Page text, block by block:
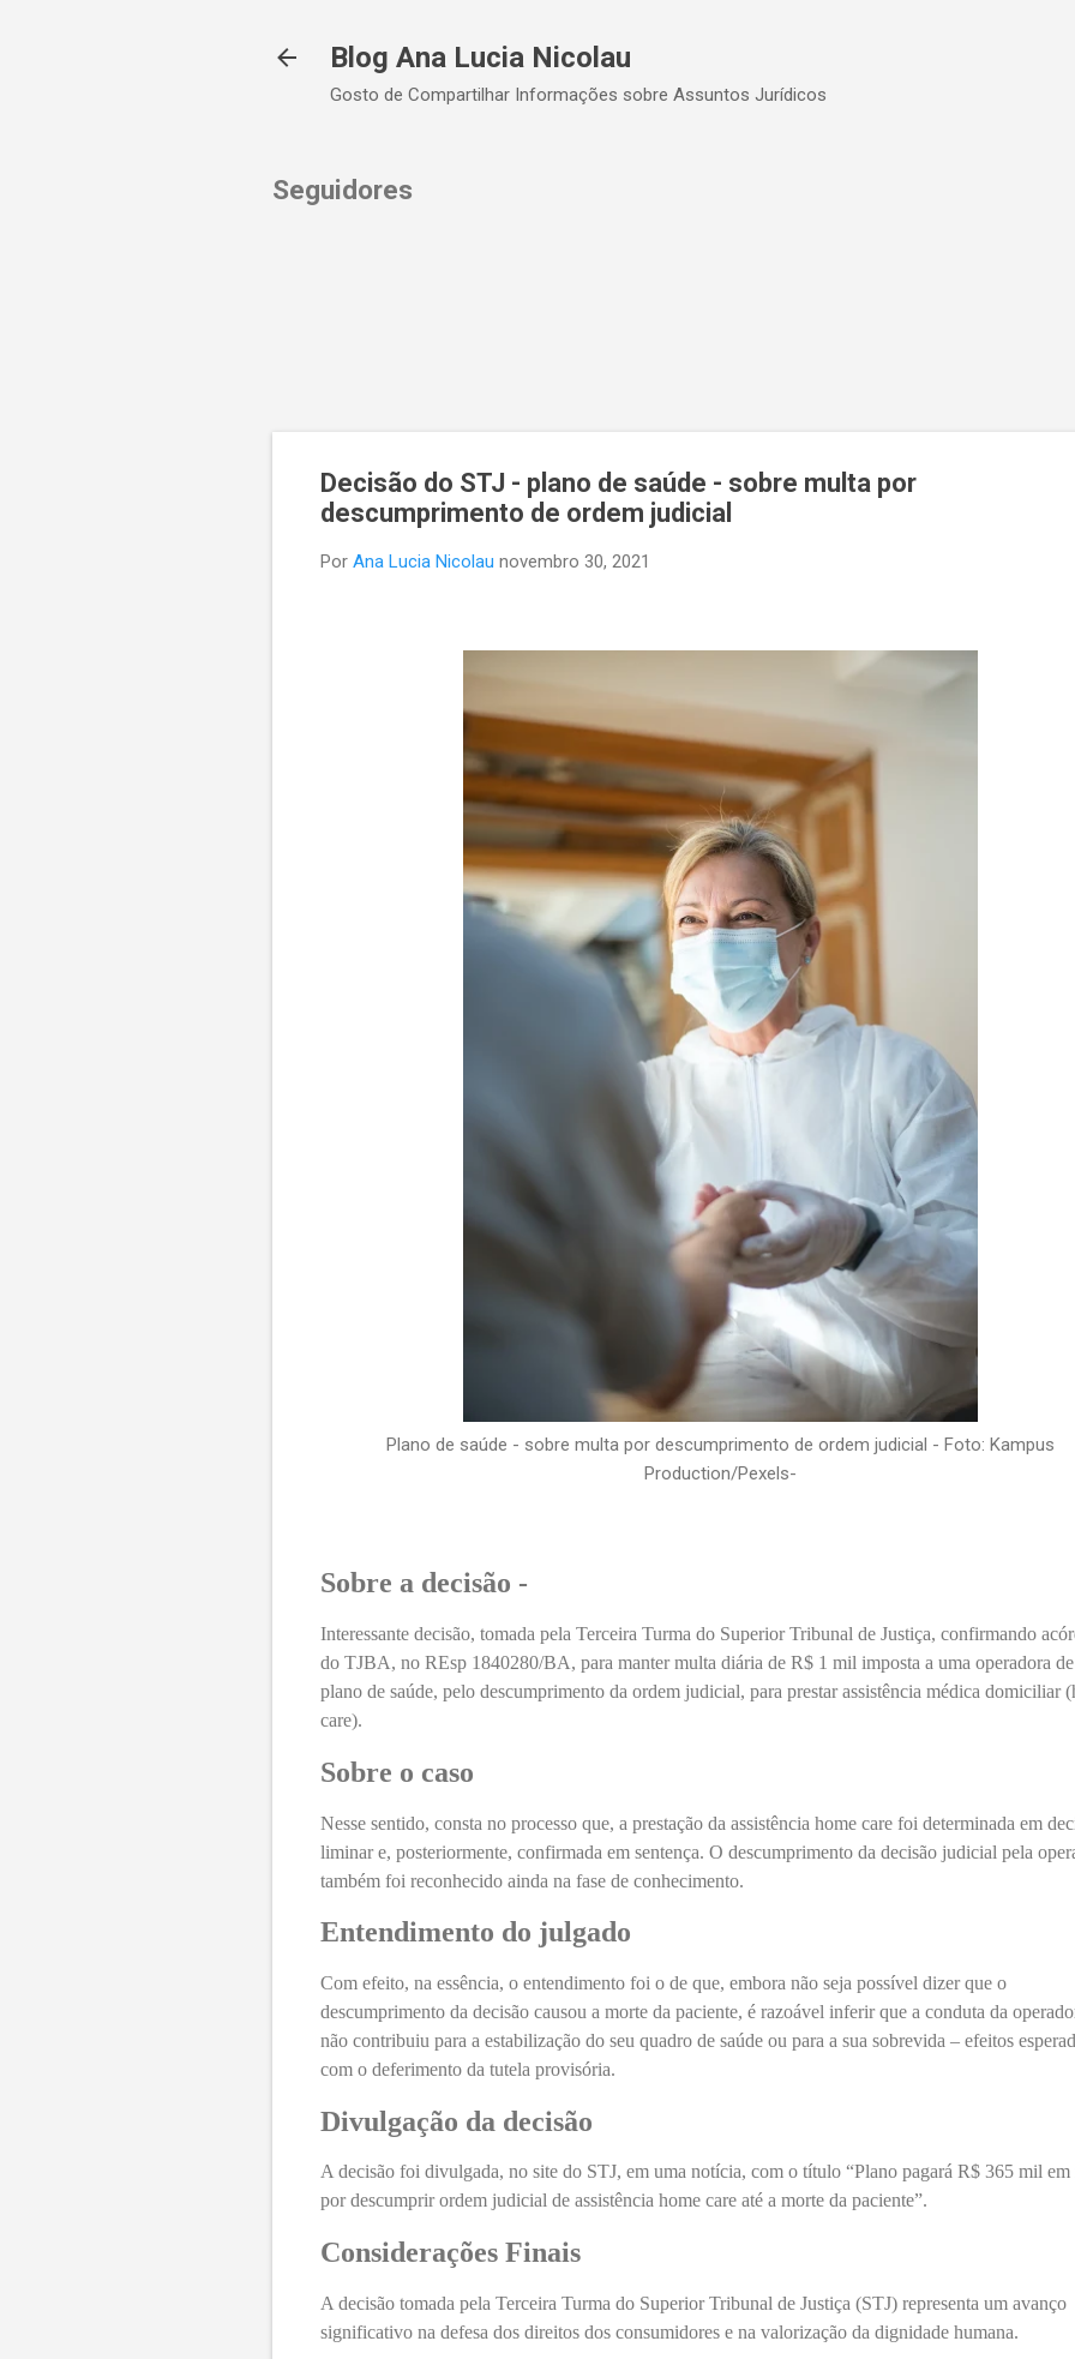
Blog Ana Lucia Nicolau
Gosto de Compartilhar Informações sobre Assuntos Jurídicos
Seguidores
Decisão do STJ - plano de saúde - sobre multa por
descumprimento de ordem judicial
Por Ana Lucia Nicolau novembro 30, 2021
Plano de saúde - sobre multa por descumprimento de ordem judicial - Foto: Kampus
Production/Pexels-
Sobre a decisão -
Interessante decisão, tomada pela Terceira Turma do Superior Tribunal de Justiça, confirmando
do TJBA, no REsp 1840280/BA, para manter multa diária de R$ 1 mil imposta a uma operadora de
plano de saúde, pelo descumprimento da ordem judicial, para prestar assistência médica domiciliar
care).
Sobre o caso
Nesse sentido, consta no processo que, a prestação da assistência home care foi determinada em
liminar e, posteriormente, confirmada em sentença. O descumprimento da decisão judicial pela
também foi reconhecido ainda na fase de conhecimento.
Entendimento do julgado
Com efeito, na essência, o entendimento foi o de que, embora não seja possível dizer que o
descumprimento da decisão causou a morte da paciente, é razoável inferir que a conduta da
não contribuiu para a estabilização do seu quadro de saúde ou para a sua sobrevida – efeitos
com o deferimento da tutela provisória.
Divulgação da decisão
A decisão foi divulgada, no site do STJ, em uma notícia, com o título “Plano pagará R$ 365 mil em
por descumprir ordem judicial de assistência home care até a morte da paciente”.
Considerações Finais
A decisão tomada pela Terceira Turma do Superior Tribunal de Justiça (STJ) representa um avanço
significativo na defesa dos direitos dos consumidores e na valorização da dignidade humana.